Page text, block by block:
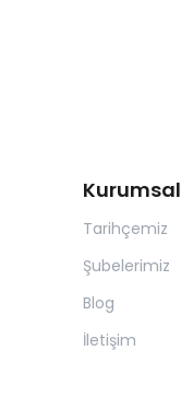
Kurumsal
Tarihçemiz
Şubelerimiz
Blog
İletişim